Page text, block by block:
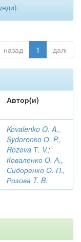
назад 1 далі
Автор(и)
Kovalenko O. A.,
Sydorenko О. P.,
Rozova Т. V.;
Коваленко О. А.,
Сидоренко О. П.,
Розова T. B.